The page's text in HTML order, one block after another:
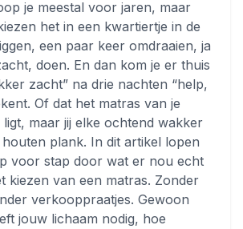
je meestal voor jaren, maar
het in een kwartiertje in de
een paar keer omdraaien, ja
doen. En dan kom je er thuis
zacht” na drie nachten “help,
Of dat het matras van je
maar jij elke ochtend wakker
plank. In dit artikel lopen
voor stap door wat er nou echt
kiezen van een matras. Zonder
verkooppraatjes. Gewoon
jouw lichaam nodig, hoe